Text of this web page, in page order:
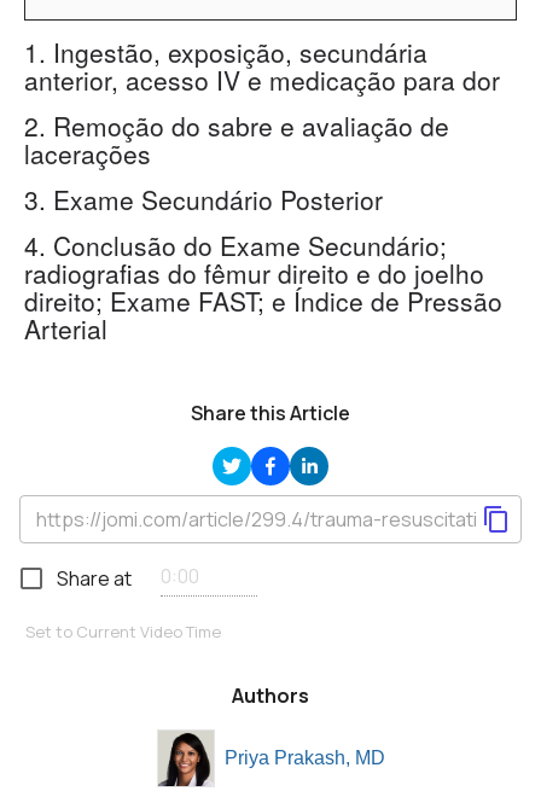
1. Ingestão, exposição, secundária
anterior, acesso IV e medicação para dor
2. Remoção do sabre e avaliação de
lacerações
3. Exame Secundário Posterior
4. Conclusão do Exame Secundário;
radiografias do fêmur direito e do joelho
direito; Exame FAST; e Índice de Pressão
Arterial
Share this Article
Share at
Set to Current Video Time
Authors
Priya Prakash, MD